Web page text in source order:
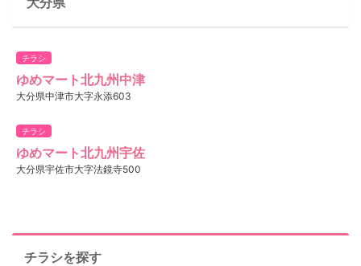
チラシ
ゆめマート北九州中津
大分県中津市大字永添603
チラシ
ゆめマート北九州宇佐
大分県宇佐市大字法鏡寺500
チラシを探す